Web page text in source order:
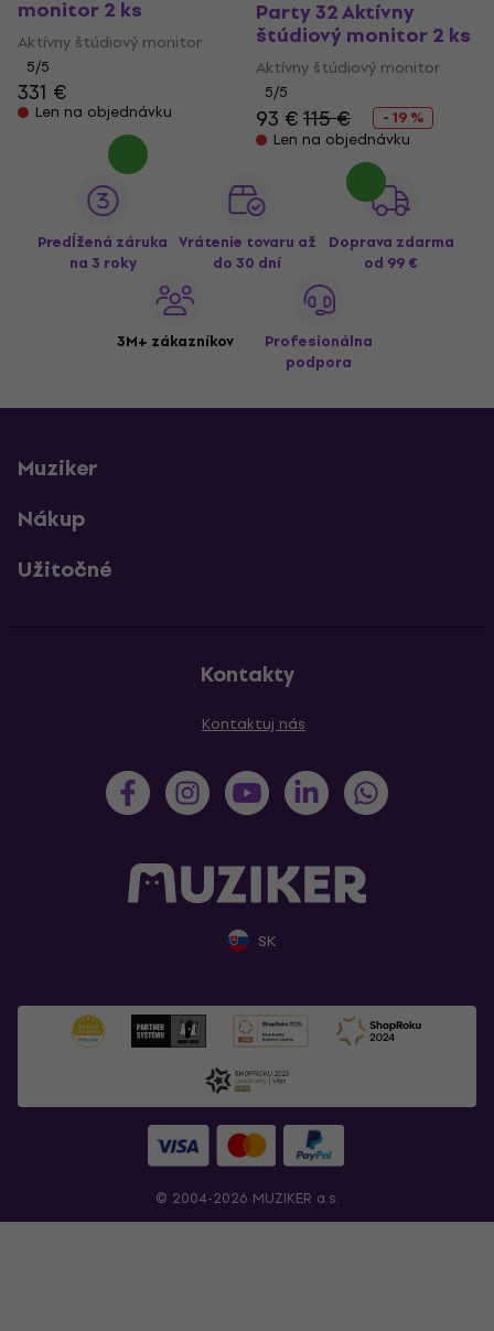
monitor 2 ks
Aktívny štúdiový monitor
5/5
331 €
Len na objednávku
Party 32 Aktívny
štúdiový monitor 2 ks
Aktívny štúdiový monitor
5/5
93 €115 €
- 19 %
Len na objednávku
Predĺžená záruka
na 3 roky
Vrátenie tovaru až
do 30 dní
Doprava zdarma
od 99 €
3M+ zákazníkov
Profesionálna
podpora
Muziker
Nákup
Užitočné
Kontakty
Kontaktuj nás
SK
© 2004-2026 MUZIKER a.s.